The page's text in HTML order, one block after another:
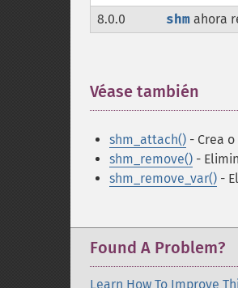
8.0.0
shm ahora
Véase también
shm_attach() - Crea
shm_remove() -
shm_remove_var() -
Found A Problem?
Learn How To Improve